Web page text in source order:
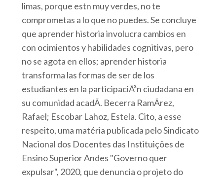
limas, porque estn muy verdes, no te
comprometas a lo que no puedes. Se concluye
que aprender historia involucra cambios en
con ocimientos y habilidades cognitivas, pero
no se agota en ellos; aprender historia
transforma las formas de ser de los
estudiantes en la participaciÃ³n ciudadana en
su comunidad acadÃ. Becerra RamÃ­rez,
Rafael; Escobar Lahoz, Estela. Cito, a esse
respeito, uma matéria publicada pelo Sindicato
Nacional dos Docentes das Instituições de
Ensino Superior Andes "Governo quer
expulsar", 2020, que denuncia o projeto do